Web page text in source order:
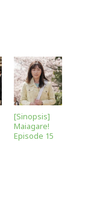
[Sinopsis]
Maiagare!
Episode 15